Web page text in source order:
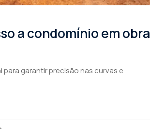
a condomínio em obra
garantir precisão nas curvas e